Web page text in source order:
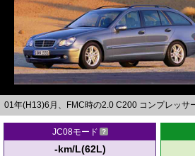
01年(H13)6月、FMC時の2.0 C200 コンプレッサ
JC08モード
-km/L(62L)